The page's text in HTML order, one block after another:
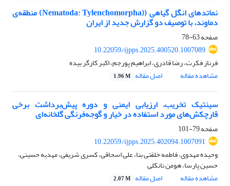
نماتدهای انگل گیاهی ((Nematoda: Tylenchomorpha) منطقه‌ی
دماوند، با توصیف دو گزارش جدید از ایران
صفحه63-78
10.22059/ijpps.2025.400520.1007089
فرناز فکرت، رضا قادری، ابراهیم پورجم، اکبر کارگر بیده
مشاهده مقاله
اصل مقاله 1.96 M
سینتیک تخریب، ارزیابی ایمنی و دوره پیش‌برداشت برخی
قارچکش‌های مورد استفاده در خیار و گوجه‌فرنگی گلخانه‌ای
صفحه79-101
10.22059/ijpps.2025.402094.1007091
وحیده مهدوی، فاطمه خلقتی بنا، علی اسحاقی، کسری شریفی، مهدیه حسینی،
حسین پارسا، هومن نانکلی
مشاهده مقاله
اصل مقاله 2.07 M